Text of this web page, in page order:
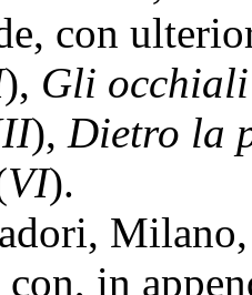
con
), Gli
), Dietro la
VI).
Milano,
con, in